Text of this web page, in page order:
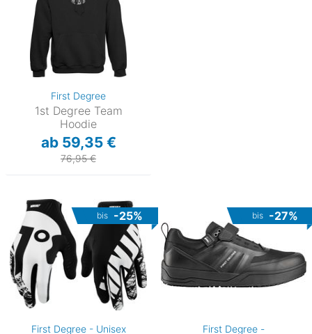
First Degree
1st Degree Team
Hoodie
ab 59,35 €
76,95 €
bis -25%
First Degree - Unisex
bis -27%
First Degree -